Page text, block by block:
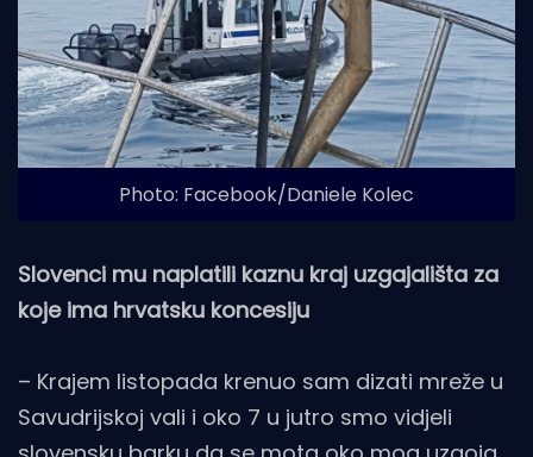
Photo: Facebook/Daniele Kolec
Slovenci mu naplatili kaznu kraj uzgajališta za
koje ima hrvatsku koncesiju
– Krajem listopada krenuo sam dizati mreže u
Savudrijskoj vali i oko 7 u jutro smo vidjeli